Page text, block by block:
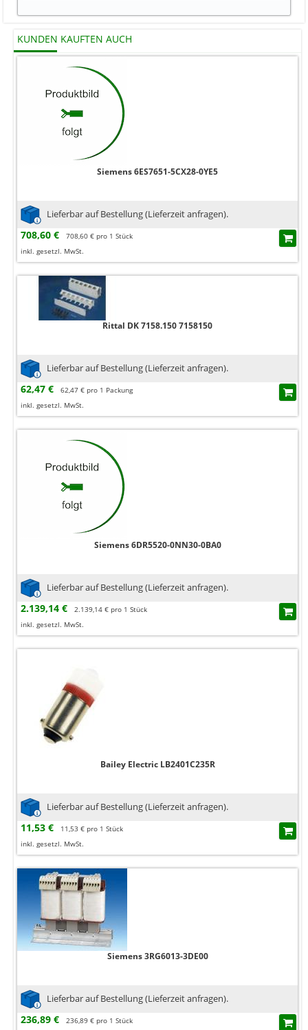
KUNDEN KAUFTEN AUCH
Siemens 6ES7651-5CX28-0YE5
Lieferbar auf Bestellung (Lieferzeit anfragen).
708,60 €
708,60 € pro 1 Stück
inkl. gesetzl. MwSt.
Rittal DK 7158.150 7158150
Lieferbar auf Bestellung (Lieferzeit anfragen).
62,47 €
62,47 € pro 1 Packung
inkl. gesetzl. MwSt.
Siemens 6DR5520-0NN30-0BA0
Lieferbar auf Bestellung (Lieferzeit anfragen).
2.139,14 €
2.139,14 € pro 1 Stück
inkl. gesetzl. MwSt.
Bailey Electric LB2401C235R
Lieferbar auf Bestellung (Lieferzeit anfragen).
11,53 €
11,53 € pro 1 Stück
inkl. gesetzl. MwSt.
Siemens 3RG6013-3DE00
Lieferbar auf Bestellung (Lieferzeit anfragen).
236,89 €
236,89 € pro 1 Stück